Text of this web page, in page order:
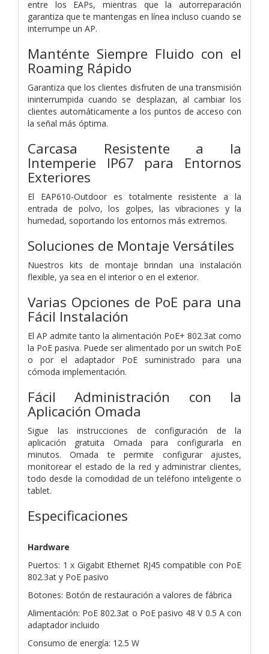
entre los EAPs, mientras que la autorreparación
garantiza que te mantengas en línea incluso cuando se
interrumpe un AP.
Manténte Siempre Fluido con el
Roaming Rápido
Garantiza que los clientes disfruten de una transmisión
ininterrumpida cuando se desplazan, al cambiar los
clientes automáticamente a los puntos de acceso con
la señal más óptima.
Carcasa Resistente a la
Intemperie IP67 para Entornos
Exteriores
El EAP610-Outdoor es totalmente resistente a la
entrada de polvo, los golpes, las vibraciones y la
humedad, soportando los entornos más extremos.
Soluciones de Montaje Versátiles
Nuestros kits de montaje brindan una instalación
flexible, ya sea en el interior o en el exterior.
Varias Opciones de PoE para una
Fácil Instalación
El AP admite tanto la alimentación PoE+ 802.3at como
la PoE pasiva. Puede ser alimentado por un switch PoE
o por el adaptador PoE suministrado para una
cómoda implementación.
Fácil Administración con la
Aplicación Omada
Sigue las instrucciones de configuración de la
aplicación gratuita Omada para configurarla en
minutos. Omada te permite configurar ajustes,
monitorear el estado de la red y administrar clientes,
todo desde la comodidad de un teléfono inteligente o
tablet.
Especificaciones
Hardware
Puertos: 1 x Gigabit Ethernet RJ45 compatible con PoE
802.3at y PoE pasivo
Botones: Botón de restauración a valores de fábrica
Alimentación: PoE 802.3at o PoE pasivo 48 V 0.5 A con
adaptador incluido
Consumo de energía: 12.5 W